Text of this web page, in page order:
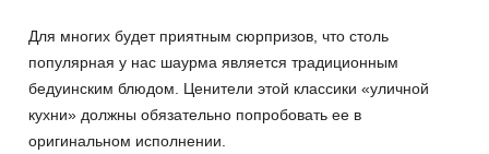
Для многих будет приятным сюрпризов, что столь
популярная у нас шаурма является традиционным
бедуинским блюдом. Ценители этой классики «уличной
кухни» должны обязательно попробовать ее в
оригинальном исполнении.